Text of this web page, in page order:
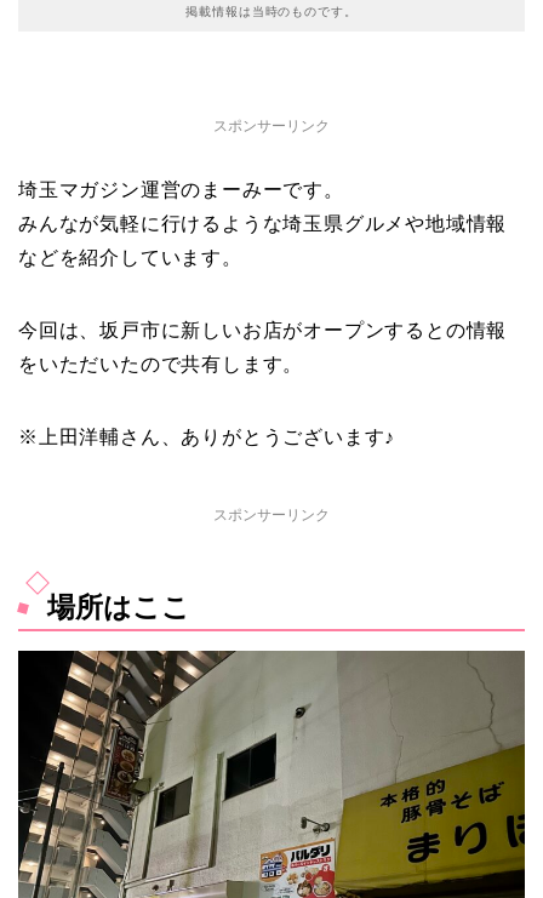
掲載情報は当時のものです。
スポンサーリンク
埼玉マガジン運営のまーみーです。
みんなが気軽に行けるような埼玉県グルメや地域情報
などを紹介しています。
今回は、坂戸市に新しいお店がオープンするとの情報
をいただいたので共有します。
※上田洋輔さん、ありがとうございます♪
スポンサーリンク
場所はここ